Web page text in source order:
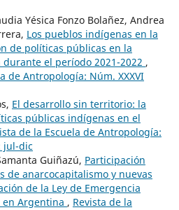
Yésica Fonzo Bolañez, Andrea
Los pueblos indígenas en la
de políticas públicas en la
el período 2021-2022 ,
de Antropología: Núm. XXXVI
El desarrollo sin territorio: la
públicas indígenas en el
de la Escuela de Antropología:
jul-dic
Guiñazú, Participación
de anarcocapitalismo y nuevas
de la Ley de Emergencia
Argentina , Revista de la